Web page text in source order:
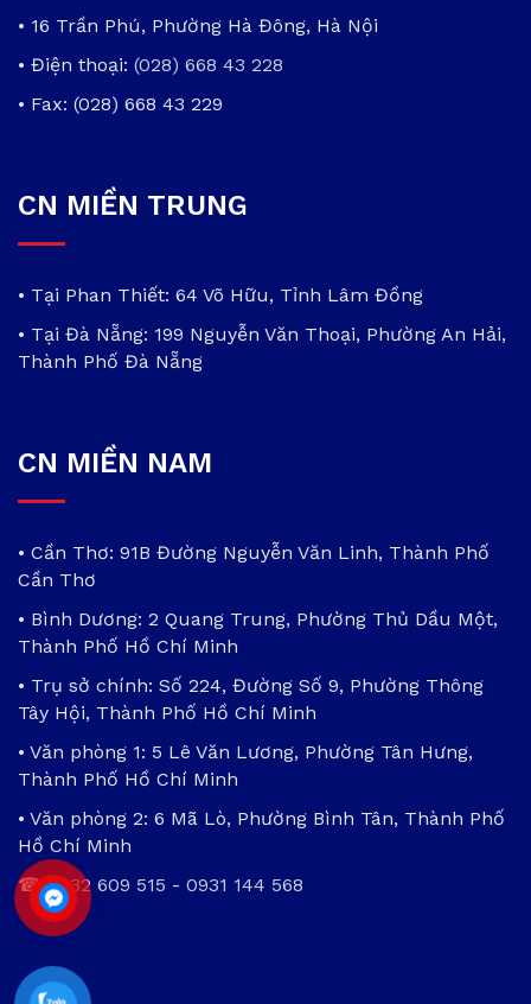
• 16 Trần Phú, Phường Hà Đông, Hà Nội
• Điện thoại: (028) 668 43 228
• Fax: (028) 668 43 229
CN MIỀN TRUNG
• Tại Phan Thiết: 64 Võ Hữu, Tỉnh Lâm Đồng
• Tại Đà Nẵng: 199 Nguyễn Văn Thoại, Phường An Hải,
Thành Phố Đà Nẵng
CN MIỀN NAM
• Cần Thơ: 91B Đường Nguyễn Văn Linh, Thành Phố
Cần Thơ
• Bình Dương: 2 Quang Trung, Phường Thủ Dầu Một,
Thành Phố Hồ Chí Minh
• Trụ sở chính: Số 224, Đường Số 9, Phường Thông
Tây Hội, Thành Phố Hồ Chí Minh
• Văn phòng 1: 5 Lê Văn Lương, Phường Tân Hưng,
Thành Phố Hồ Chí Minh
• Văn phòng 2: 6 Mã Lò, Phường Bình Tân, Thành Phố
Hồ Chí Minh
☎0932 609 515 - 0931 144 568